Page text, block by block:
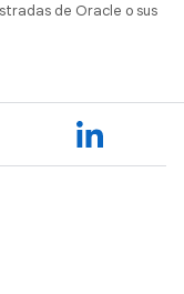
de Oracle o sus